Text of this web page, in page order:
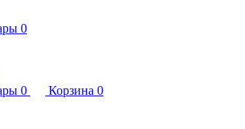
0
0 Корзина 0